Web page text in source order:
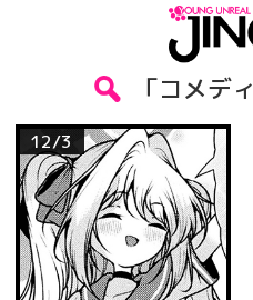
「コメデ
12/3